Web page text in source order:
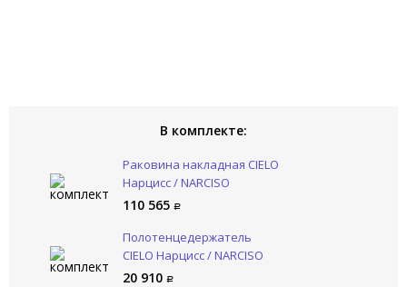
В комплекте:
Раковина накладная CIELO
Нарцисс / NARCISO
NALAMSX BR
110 565
Полотенцедержатель
CIELO Нарцисс / NARCISO
NAPL NM
20 910